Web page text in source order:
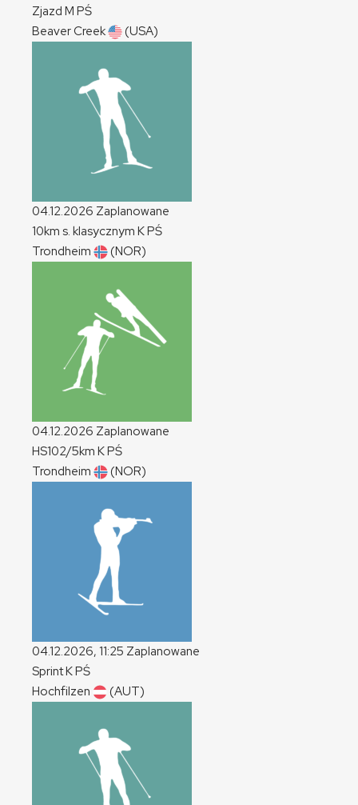
Zjazd M PŚ
Beaver Creek
(USA)
04.12.2026 Zaplanowane
10km s. klasycznym KPŚ
Trondheim
(NOR)
04.12.2026 Zaplanowane
HS102/5km KPŚ
Trondheim
(NOR)
04.12.2026, 11:25 Zaplanowane
SprintKPŚ
Hochfilzen
(AUT)